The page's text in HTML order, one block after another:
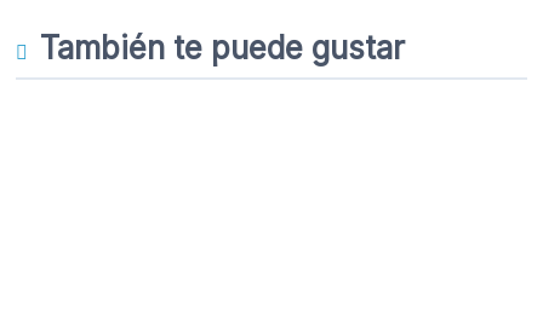
También te puede gustar